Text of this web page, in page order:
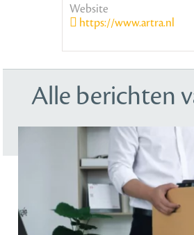
Website
https://www.artra.nl
Alle berichten